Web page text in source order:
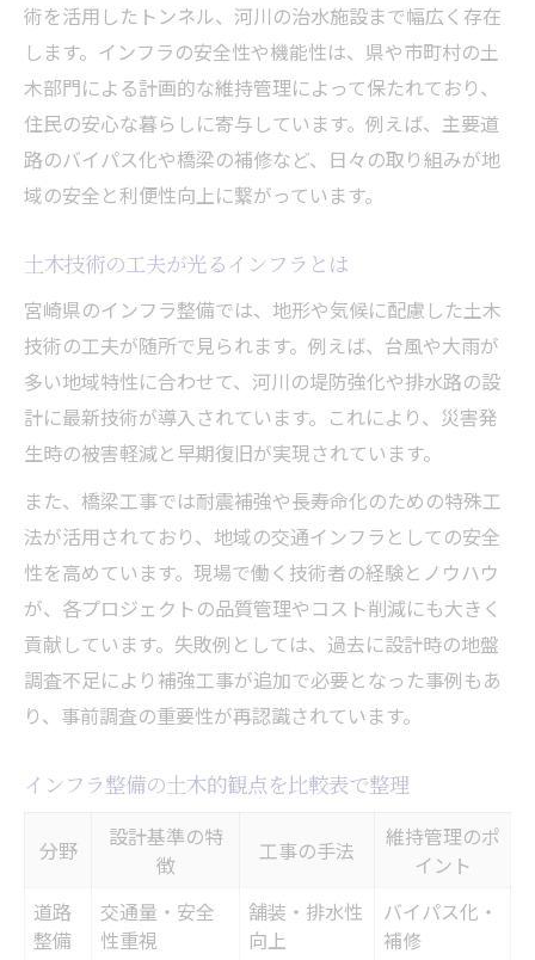
術を活用したトンネル、河川の治水施設まで幅広く存在
します。インフラの安全性や機能性は、県や市町村の土
木部門による計画的な維持管理によって保たれており、
住民の安心な暮らしに寄与しています。例えば、主要道
路のバイパス化や橋梁の補修など、日々の取り組みが地
域の安全と利便性向上に繋がっています。
土木技術の工夫が光るインフラとは
宮崎県のインフラ整備では、地形や気候に配慮した土木
技術の工夫が随所で見られます。例えば、台風や大雨が
多い地域特性に合わせて、河川の堤防強化や排水路の設
計に最新技術が導入されています。これにより、災害発
生時の被害軽減と早期復旧が実現されています。
また、橋梁工事では耐震補強や長寿命化のための特殊工
法が活用されており、地域の交通インフラとしての安全
性を高めています。現場で働く技術者の経験とノウハウ
が、各プロジェクトの品質管理やコスト削減にも大きく
貢献しています。失敗例としては、過去に設計時の地盤
調査不足により補強工事が追加で必要となった事例もあ
り、事前調査の重要性が再認識されています。
インフラ整備の土木的観点を比較表で整理
分野
設計基準の特
徴
工事の手法
維持管理のポ
イント
道路
整備
交通量・安全
性重視
舗装・排水性
向上
バイパス化・
補修